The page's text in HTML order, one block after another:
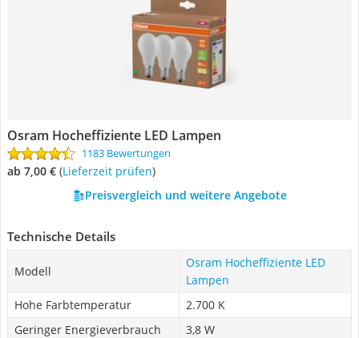
Osram Hocheffiziente LED Lampen
1183 Bewertungen
ab 7,00 € (Lieferzeit prüfen)
Preisvergleich und weitere Angebote
Technische Details
Modell
Osram Hocheffiziente LED
Lampen
Hohe Farbtemperatur
2.700 K
Geringer Energieverbrauch
3,8 W